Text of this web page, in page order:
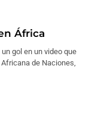
África
gol en un video que
de Naciones,